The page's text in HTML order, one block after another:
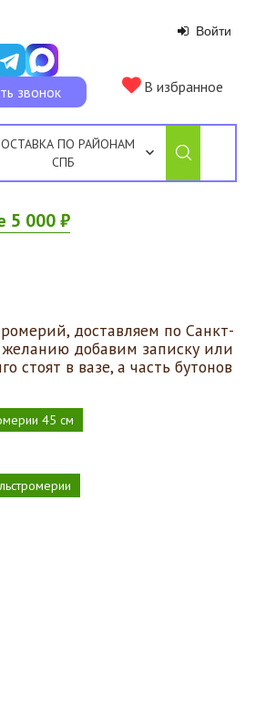
Войти
звонок В избранное
ПО РАЙОНАМ
СПБ
5 000 ₽
доставляем по Санкт-
желанию добавим записку или
в вазе, а часть бутонов
45 см